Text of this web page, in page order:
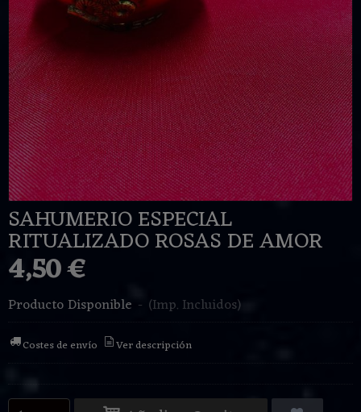
SAHUMERIO ESPECIAL
RITUALIZADO ROSAS DE AMOR
4,50 €
Producto Disponible - (Imp. Incluidos)
Costes de envío Ver descripción